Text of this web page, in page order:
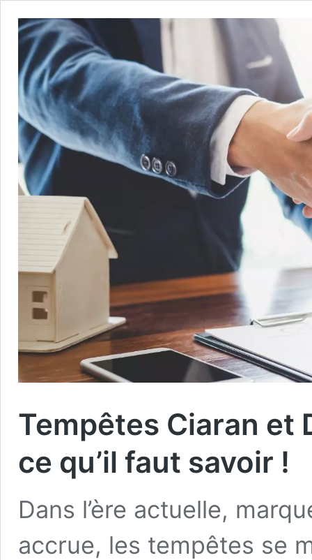
Tempêtes Ciaran et
ce qu’il faut savoir !
Dans l’ère actuelle,
accrue, les tempêtes se